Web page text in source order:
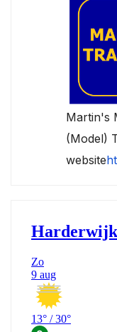
Martin's
(Model)
website